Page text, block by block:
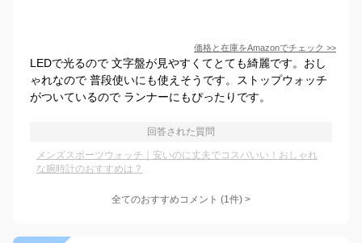
価格と在庫をAmazonでチェック >>
LEDで光るので 文字盤が見やすくてとても綺麗です。おし
ゃれなので 普段使いにも使えそうです。ストップウォッチ
がついているので ランナーにもぴったりです。
回答された質問
メンズスポーツウォッチ｜安いのに丈夫でコスパいい！おしゃれ
な腕時計のおすすめは？
全てのおすすめコメント (1件) >